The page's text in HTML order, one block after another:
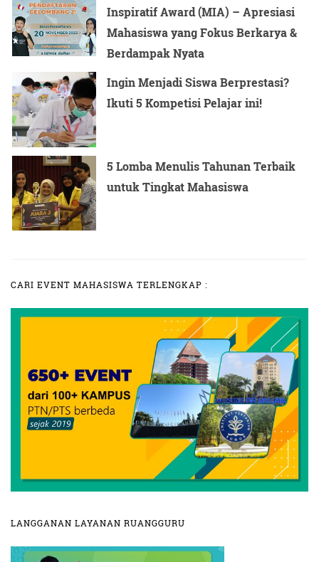
Inspiratif Award (MIA) – Apresiasi
Mahasiswa yang Fokus Berkarya &
Berdampak Nyata
Ingin Menjadi Siswa Berprestasi?
Ikuti 5 Kompetisi Pelajar ini!
5 Lomba Menulis Tahunan Terbaik
untuk Tingkat Mahasiswa
CARI EVENT MAHASISWA TERLENGKAP :
LANGGANAN LAYANAN RUANGGURU